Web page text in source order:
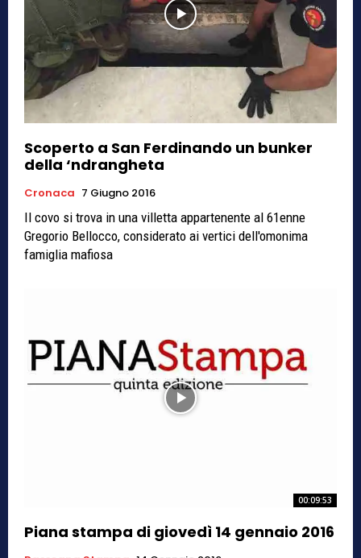
Scoperto a San Ferdinando un bunker
della ‘ndrangheta
Cronaca 7 Giugno 2016
Il covo si trova in una villetta appartenente al 61enne
Gregorio Bellocco, considerato ai vertici dell'omonima
famiglia mafiosa
00:09:53
Piana stampa di giovedì 14 gennaio 2016